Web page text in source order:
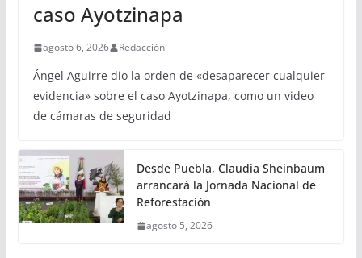
caso Ayotzinapa
agosto 6, 2026 Redacción
Ángel Aguirre dio la orden de «desaparecer cualquier
evidencia» sobre el caso Ayotzinapa, como un video
de cámaras de seguridad
Desde Puebla, Claudia Sheinbaum
arrancará la Jornada Nacional de
Reforestación
agosto 5, 2026